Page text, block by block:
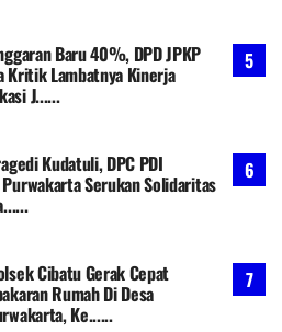
Baru 40%, DPD JPKP
Kritik Lambatnya Kinerja
J......
Kudatuli, DPC PDI
Serukan Solidaritas
Cibatu Gerak Cepat
Rumah Di Desa
Ke......